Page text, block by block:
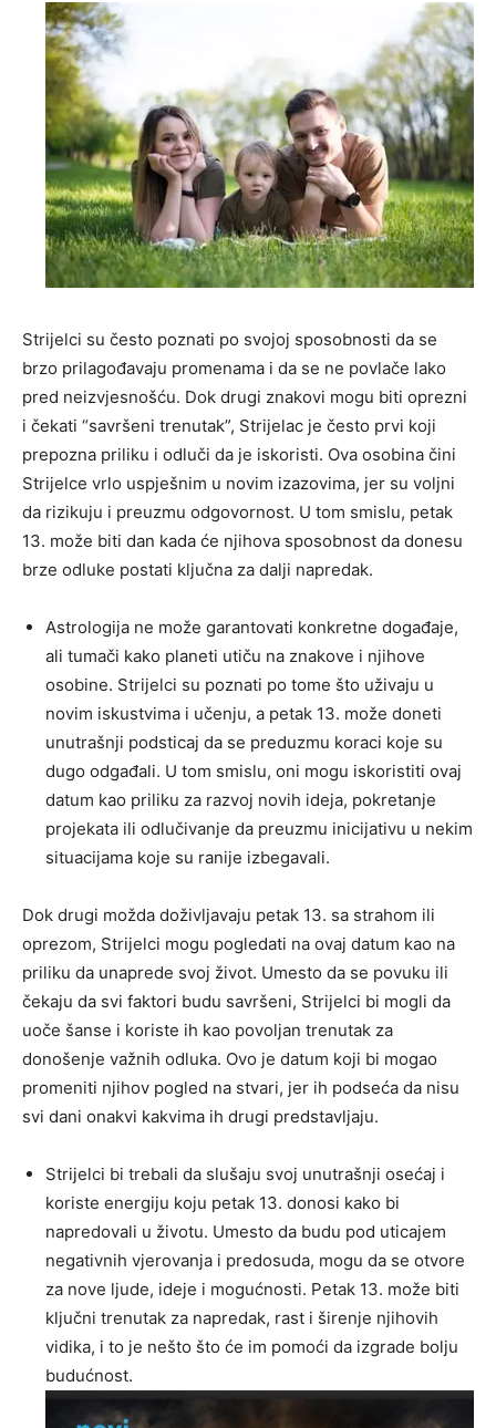
Strijelci su često poznati po svojoj sposobnosti da se
brzo prilagođavaju promenama i da se ne povlače lako
pred neizvjesnošću. Dok drugi znakovi mogu biti oprezni
i čekati “savršeni trenutak”, Strijelac je često prvi koji
prepozna priliku i odluči da je iskoristi. Ova osobina čini
Strijelce vrlo uspješnim u novim izazovima, jer su voljni
da rizikuju i preuzmu odgovornost. U tom smislu, petak
13. može biti dan kada će njihova sposobnost da donesu
brze odluke postati ključna za dalji napredak.
Astrologija ne može garantovati konkretne događaje,
ali tumači kako planeti utiču na znakove i njihove
osobine. Strijelci su poznati po tome što uživaju u
novim iskustvima i učenju, a petak 13. može doneti
unutrašnji podsticaj da se preduzmu koraci koje su
dugo odgađali. U tom smislu, oni mogu iskoristiti ovaj
datum kao priliku za razvoj novih ideja, pokretanje
projekata ili odlučivanje da preuzmu inicijativu u nekim
situacijama koje su ranije izbegavali.
Dok drugi možda doživljavaju petak 13. sa strahom ili
oprezom, Strijelci mogu pogledati na ovaj datum kao na
priliku da unaprede svoj život. Umesto da se povuku ili
čekaju da svi faktori budu savršeni, Strijelci bi mogli da
uoče šanse i koriste ih kao povoljan trenutak za
donošenje važnih odluka. Ovo je datum koji bi mogao
promeniti njihov pogled na stvari, jer ih podseća da nisu
svi dani onakvi kakvima ih drugi predstavljaju.
Strijelci bi trebali da slušaju svoj unutrašnji osećaj i
koriste energiju koju petak 13. donosi kako bi
napredovali u životu. Umesto da budu pod uticajem
negativnih vjerovanja i predosuda, mogu da se otvore
za nove ljude, ideje i mogućnosti. Petak 13. može biti
ključni trenutak za napredak, rast i širenje njihovih
vidika, i to je nešto što će im pomoći da izgrade bolju
budućnost.